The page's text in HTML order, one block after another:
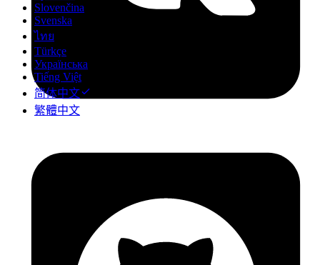
Slovenčina
Svenska
ไทย
Türkçe
Українська
Tiếng Việt
简体中文
繁體中文